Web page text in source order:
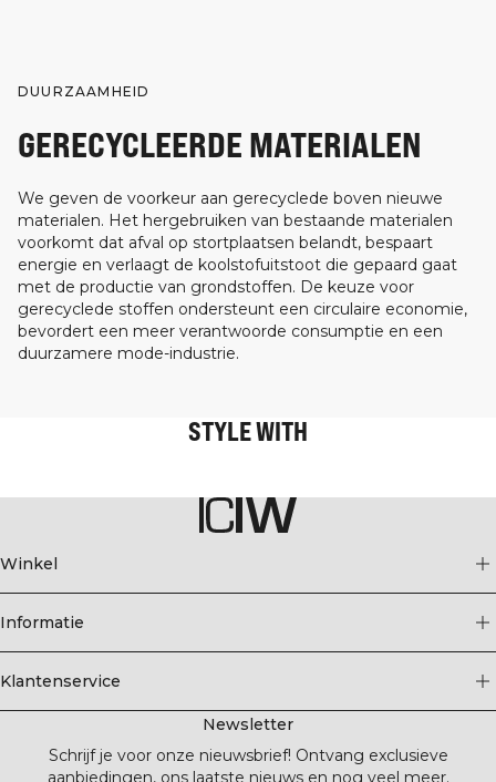
DUURZAAMHEID
GERECYCLEERDE MATERIALEN
We geven de voorkeur aan gerecyclede boven nieuwe
materialen. Het hergebruiken van bestaande materialen
voorkomt dat afval op stortplaatsen belandt, bespaart
energie en verlaagt de koolstofuitstoot die gepaard gaat
met de productie van grondstoffen. De keuze voor
gerecyclede stoffen ondersteunt een circulaire economie,
bevordert een meer verantwoorde consumptie en een
duurzamere mode-industrie.
STYLE WITH
Winkel
Informatie
Klantenservice
Newsletter
Schrijf je voor onze nieuwsbrief! Ontvang exclusieve
aanbiedingen, ons laatste nieuws en nog veel meer.